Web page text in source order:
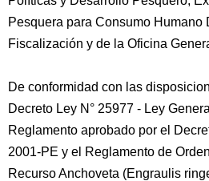
Pesquera para Consumo Humano
Fiscalización y de la Oficina
De conformidad con las
Decreto Ley N° 25977 - Ley
Reglamento aprobado por el
2001-PE y el Reglamento de
Recurso Anchoveta (Engraulis